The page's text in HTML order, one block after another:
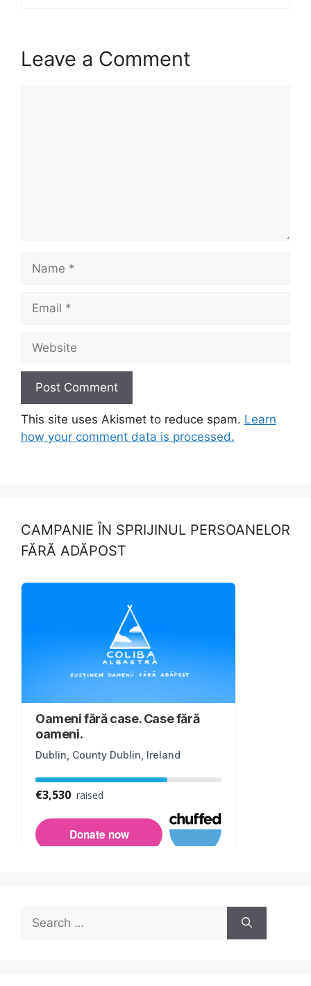
Leave a Comment
Name
Email
Website
This site uses Akismet to reduce spam. Learn
how your comment data is processed.
CAMPANIE ÎN SPRIJINUL PERSOANELOR
FĂRĂ ADĂPOST
for: